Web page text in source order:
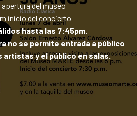
del museo
inicio del concierto
hasta las 7:45pm.
no se permite entrada a público
artistas y el público en salas.